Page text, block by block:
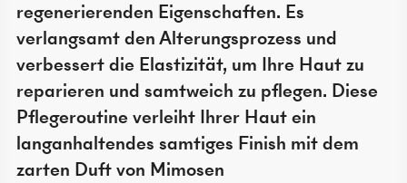
regenerierenden Eigenschaften. Es
verlangsamt den Alterungsprozess und
verbessert die Elastizität, um Ihre Haut zu
reparieren und samtweich zu pflegen. Diese
Pflegeroutine verleiht Ihrer Haut ein
langanhaltendes samtiges Finish mit dem
zarten Duft von Mimosen